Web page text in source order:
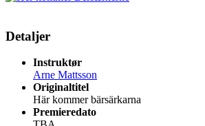
Detaljer
Instruktør
Arne Mattsson
Originaltitel
Här kommer bärsärkarna
Premieredato